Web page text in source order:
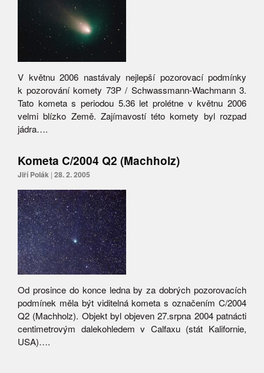
V květnu 2006 nastávaly nejlepší pozorovací podmínky
k pozorování komety 73P / Schwassmann-Wachmann 3.
Tato kometa s periodou 5.36 let prolétne v květnu 2006
velmi blízko Země. Zajímavostí této komety byl rozpad
jádra….
Kometa C/2004 Q2 (Machholz)
Jiří Polák | 28. 2. 2005
Od prosince do konce ledna by za dobrých pozorovacích
podmínek měla být viditelná kometa s označením C/2004
Q2 (Machholz). Objekt byl objeven 27.srpna 2004 patnácti
centimetrovým dalekohledem v Calfaxu (stát Kalifornie,
USA)….